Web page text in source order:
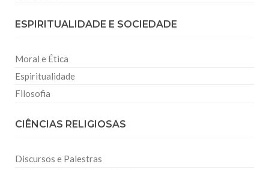
ESPIRITUALIDADE E SOCIEDADE
Moral e Ética
Espiritualidade
Filosofia
CIÊNCIAS RELIGIOSAS
Discursos e Palestras